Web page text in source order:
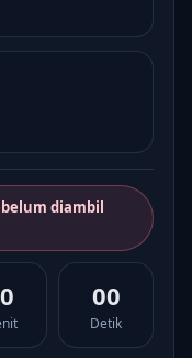
diambil
00
Detik